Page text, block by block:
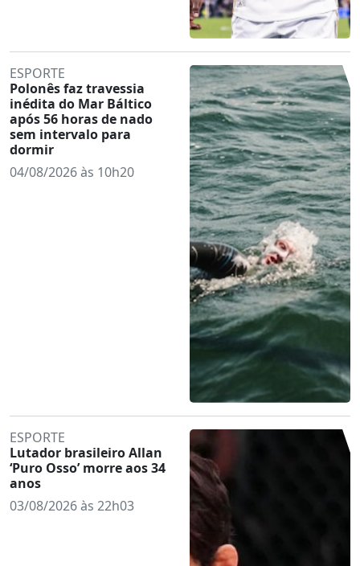
ESPORTE
Polonês faz travessia
inédita do Mar Báltico
após 56 horas de nado
sem intervalo para
dormir
04/08/2026 às 10h20
ESPORTE
Lutador brasileiro Allan
‘Puro Osso’ morre aos 34
anos
03/08/2026 às 22h03